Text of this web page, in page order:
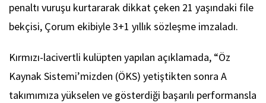
penaltı vuruşu kurtararak dikkat çeken 21 yaşındaki file
bekçisi, Çorum ekibiyle 3+1 yıllık sözleşme imzaladı.
Kırmızı-lacivertli kulüpten yapılan açıklamada, “Öz
Kaynak Sistemi’mizden (ÖKS) yetiştikten sonra A
takımımıza yükselen ve gösterdiği başarılı performansla